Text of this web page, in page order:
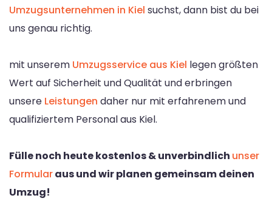
Umzugsunternehmen in Kiel suchst, dann bist du bei
uns genau richtig.
mit unserem Umzugsservice aus Kiel legen größten
Wert auf Sicherheit und Qualität und erbringen
unsere Leistungen daher nur mit erfahrenem und
qualifiziertem Personal aus Kiel.
Fülle noch heute kostenlos & unverbindlich unser
Formularaus und wir planen gemeinsam deinen
Umzug!